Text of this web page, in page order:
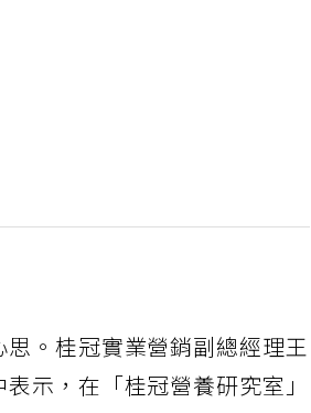
。桂冠實業營銷副總經理王
示，在「桂冠營養研究室」